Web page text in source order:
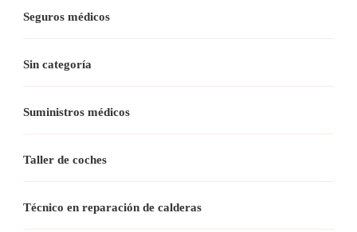
Seguros médicos
Sin categoría
Suministros médicos
Taller de coches
Técnico en reparación de calderas